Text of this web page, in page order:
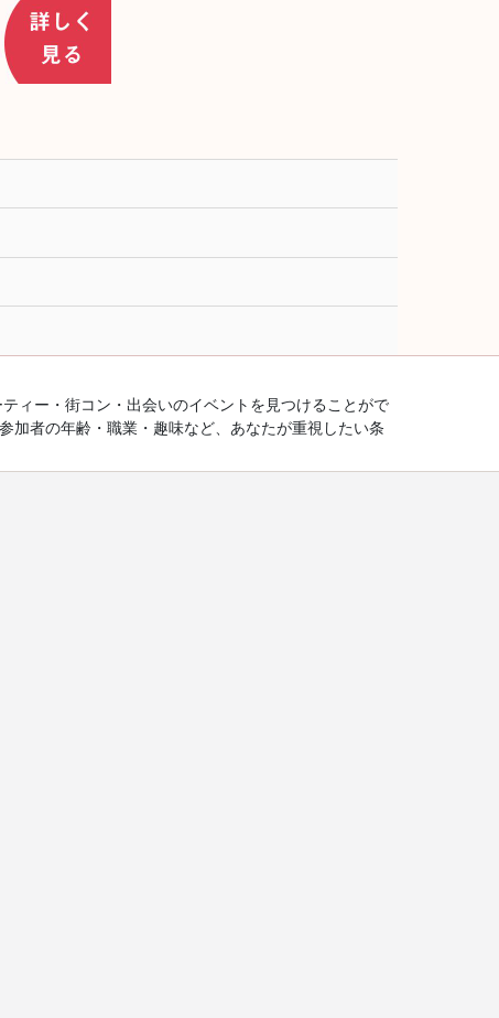
ィー・街コン・出会いのイベントを見つけることがで
加者の年齢・職業・趣味など、あなたが重視したい条